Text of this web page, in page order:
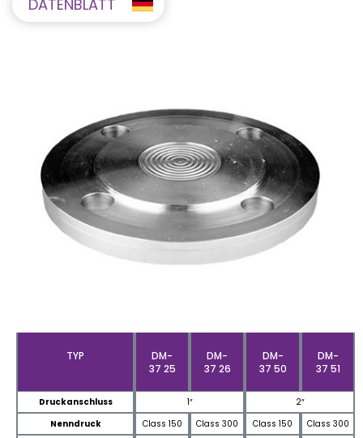
DATENBLATT
TYP
DM-
37 25
DM-
37 26
DM-
37 50
DM-
37 51
Druckanschluss 1″
2″
Nenndruck
Class 150 Class 300 Class 150
Class 300